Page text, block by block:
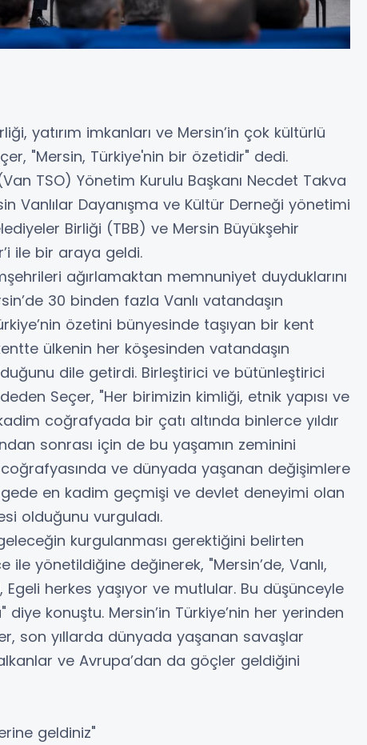
yatırım imkanları ve Mersin’in çok kültürlü
"Mersin, Türkiye'nin bir özetidir" dedi.
TSO) Yönetim Kurulu Başkanı Necdet Takva
Vanlılar Dayanışma ve Kültür Derneği yönetimi
Birliği (TBB) ve Mersin Büyükşehir
ile bir araya geldi.
ağırlamaktan memnuniyet duyduklarını
30 binden fazla Vanlı vatandaşın
özetini bünyesinde taşıyan bir kent
ülkenin her köşesinden vatandaşın
dile getirdi. Birleştirici ve bütünleştirici
Seçer, "Her birimizin kimliği, etnik yapısı ve
coğrafyada bir çatı altında binlerce yıldır
sonrası için de bu yaşamın zeminini
coğrafyasında ve dünyada yaşanan değişimlere
en kadim geçmişi ve devlet deneyimi olan
olduğunu vurguladı.
kurgulanması gerektiğini belirten
ile yönetildiğine değinerek, "Mersin’de, Vanlı,
Egeli herkes yaşıyor ve mutlular. Bu düşünceyle
konuştu. Mersin’in Türkiye’nin her yerinden
son yıllarda dünyada yaşanan savaşlar
ve Avrupa’dan da göçler geldiğini
geldiniz"